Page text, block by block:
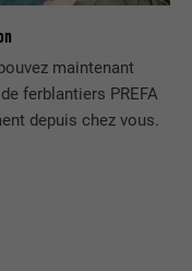
maintenant
ferblantiers PREFA
depuis chez vous.
unique utilisé
statistiques
l'utilisateur utilise le
choisie par